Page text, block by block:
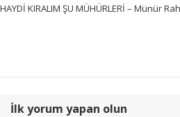
HAYDİ KIRALIM ŞU MÜHÜRLERİ – Münür
İlk yorum yapan olun